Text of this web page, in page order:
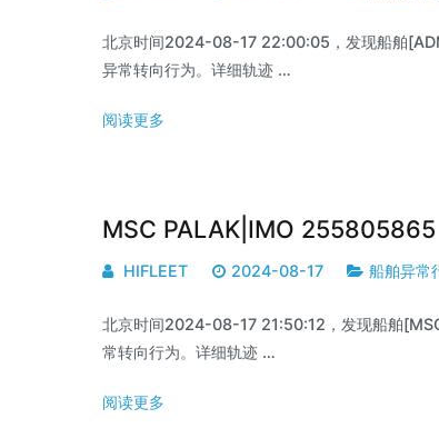
北京时间2024-08-17 22:00:05，发现船舶
异常转向行为。详细轨迹 …
阅读更多
MSC PALAK|IMO
HIFLEET 2024-08-17 船舶异常
北京时间2024-08-17 21:50:12，发现船舶
常转向行为。详细轨迹 …
阅读更多